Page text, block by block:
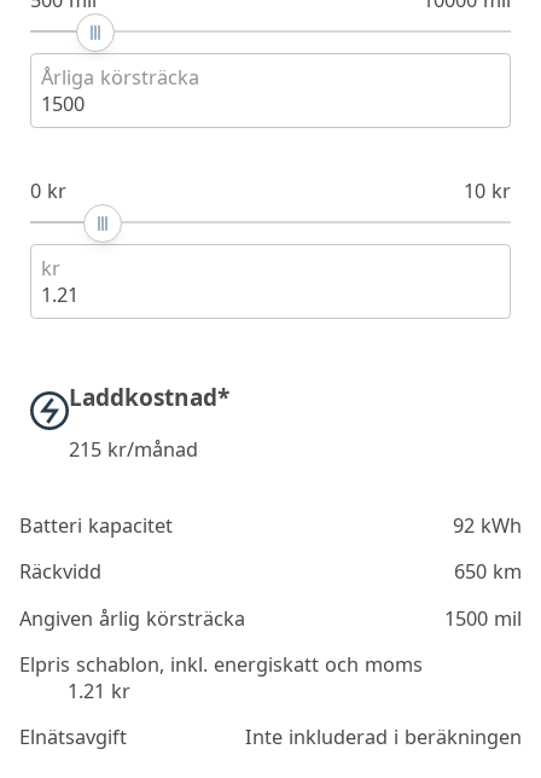
Årliga körsträcka
1500
0 kr 10 kr
kr
1.21
Laddkostnad*
215kr/månad
Batteri kapacitet
92 kWh
Räckvidd
650 km
Angiven årlig körsträcka
1500 mil
Elpris schablon, inkl. energiskatt och moms
1.21 kr
Elnätsavgift
Inte inkluderad i beräkningen